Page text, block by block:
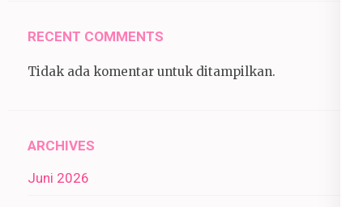
RECENT COMMENTS
Tidak ada komentar untuk ditampilkan.
ARCHIVES
Juni 2026